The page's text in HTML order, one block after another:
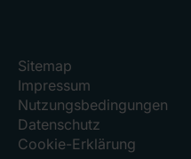
Sitemap
Impressum
Nutzungsbedingungen
Datenschutz
Cookie-Erklärung